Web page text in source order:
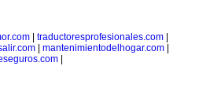
traductoresprofesionales.com
| mantenimientodelhogar.com|